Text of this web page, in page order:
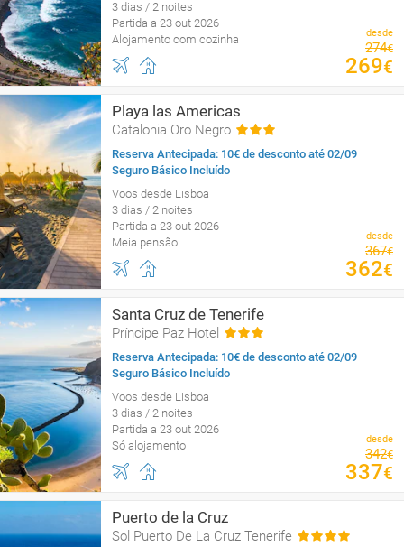
3 dias / 2 noites
Partida a 23 out 2026
Alojamento com cozinha
desde
274€
269€
Playa las Americas
Catalonia Oro Negro
Reserva Antecipada: 10€ de desconto até 02/09
Seguro Básico Incluído
Voos desde Lisboa
3 dias / 2 noites
Partida a 23 out 2026
Meia pensão
desde
367€
362€
Santa Cruz de Tenerife
Príncipe Paz Hotel
Reserva Antecipada: 10€ de desconto até 02/09
Seguro Básico Incluído
Voos desde Lisboa
3 dias / 2 noites
Partida a 23 out 2026
Só alojamento
desde
342€
337€
Puerto de la Cruz
Sol Puerto De La Cruz Tenerife